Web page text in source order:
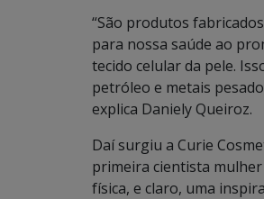
“São produtos
para nossa saúde ao
tecido celular da pele.
petróleo e metais
explica Daniely Queiroz.
Daí surgiu a Curie
primeira cientista
física, e claro, uma